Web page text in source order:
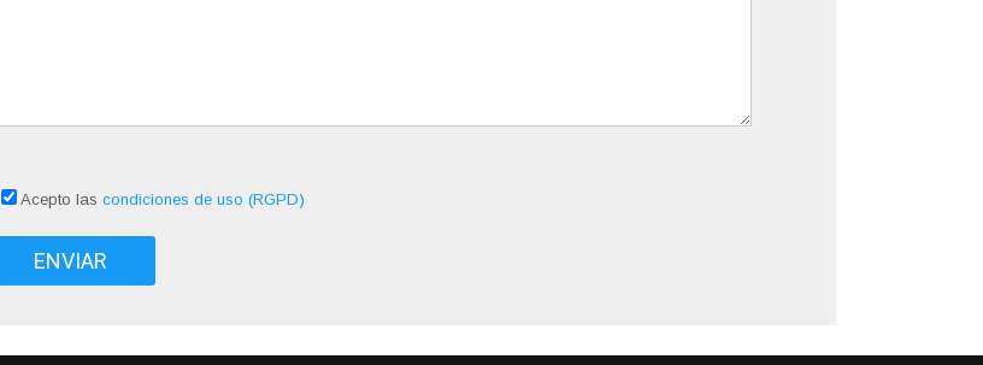
Acepto lascondiciones de uso (RGPD)